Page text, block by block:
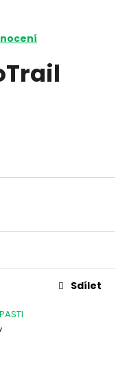
Sdílet